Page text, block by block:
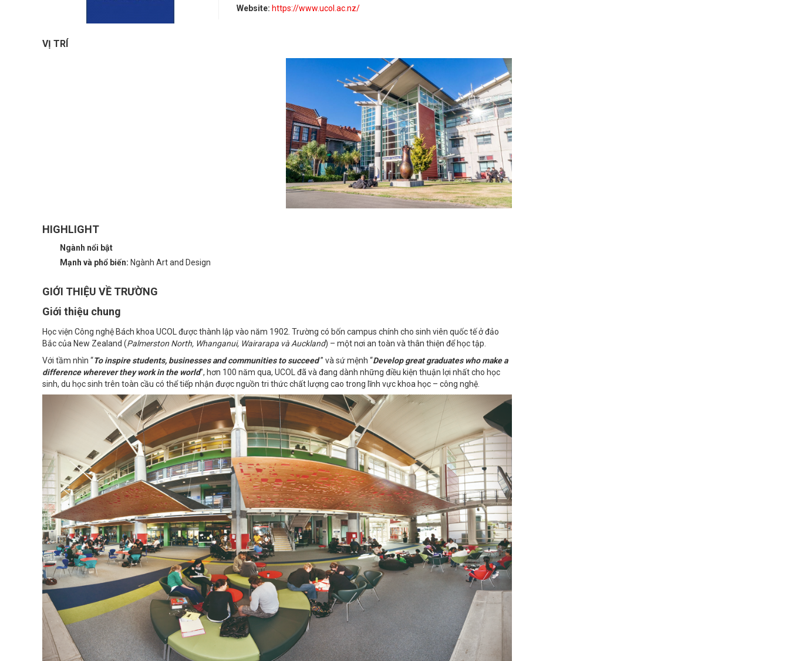
Website: https://www.ucol.ac.nz/
VỊ TRÍ
HIGHLIGHT
Ngành nổi bật
Mạnh và phổ biến: Ngành Art and Design
GIỚI THIỆU VỀ TRƯỜNG
Giới thiệu chung
Học viện Công nghệ Bách khoa UCOL được thành lập vào năm 1902. Trường có bốn campus chính cho sinh viên quốc tế ở đảo
Bắc của New Zealand (Palmerston North, Whanganui, Wairarapa và Auckland) – một nơi an toàn và thân thiện để học tập.
Với tầm nhìn “To inspire students, businesses and communities to succeed” và sứ mệnh “Develop great graduates who make a
difference wherever they work in the world”, hơn 100 năm qua, UCOL đã và đang dành những điều kiện thuận lợi nhất cho học
sinh, du học sinh trên toàn cầu có thể tiếp nhận được nguồn tri thức chất lượng cao trong lĩnh vực khoa học – công nghệ.